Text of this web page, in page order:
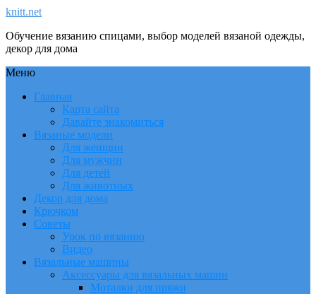
knitt.net
Обучение вязанию спицами, выбор моделей вязаной одежды,
декор для дома
Меню
Главная
Карта сайта
Давайте знакомиться
Вязаные модели
Для женщин
Для мужчин
Для детей
Для животных
Декор для дома
Крючком
Советы
Урок по вязанию
Видео
Вязальные машины
Аксессуары для вязальных машин
Моталки для пряжи